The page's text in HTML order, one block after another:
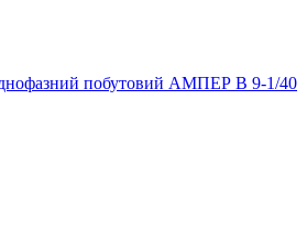
побутовий АМПЕР В 9-1/40